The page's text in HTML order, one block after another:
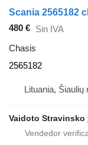
Scania 2565182
480 € Sin IVA
Chasis
2565182
Lituania, Šiaulių
Vaidoto Stravinsko